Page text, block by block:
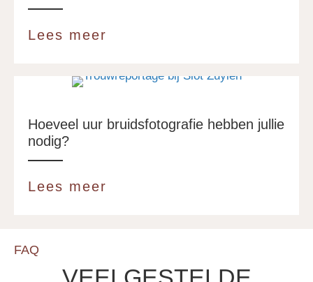
Lees meer
Hoeveel uur bruidsfotografie hebben jullie
nodig?
Lees meer
FAQ